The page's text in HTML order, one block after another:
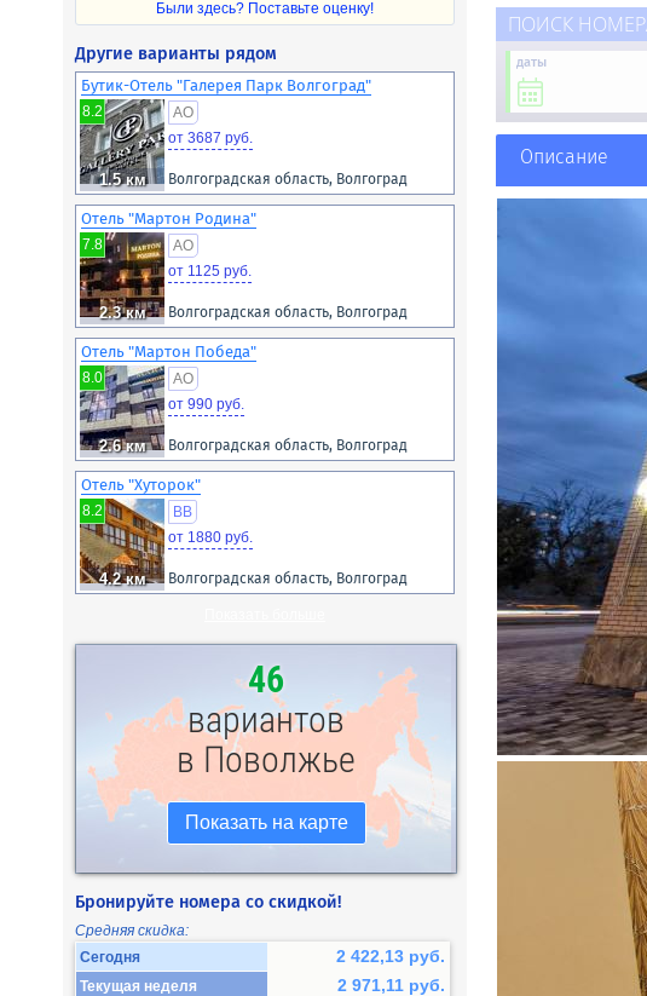
Были здесь? Поставьте оценку!
Другие варианты рядом
Бутик-Отель "Галерея Парк Волгоград"
1.5 км
8.2
AO
от 3687 руб.
Волгоградская область, Волгоград
Отель "Мартон Родина"
2.3 км
7.8
AO
от 1125 руб.
Волгоградская область, Волгоград
Отель "Мартон Победа"
2.6 км
8.0
AO
от 990 руб.
Волгоградская область, Волгоград
Отель "Хуторок"
4.2 км
8.2
BB
от 1880 руб.
Волгоградская область, Волгоград
46
вариантов
в Поволжье
Показать на карте
Бронируйте номера со скидкой!
Средняя скидка:
Сегодня
2 422,13 руб.
Текущая неделя 2 971,11 руб.
ПОИСК
даты
Описание